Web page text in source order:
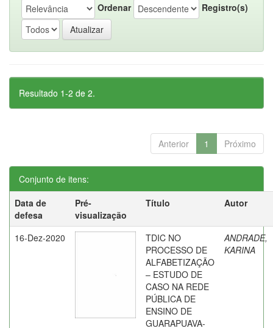
Ordenar
Registro(s)
Resultado 1-2 de 2.
Anterior 1 Próximo
Conjunto de itens:
Data de
defesa
Pré-
visualização
Título Autor
16-Dez-2020
TDIC NO
PROCESSO DE
ALFABETIZAÇÃO
– ESTUDO DE
CASO NA REDE
PÚBLICA DE
ENSINO DE
GUARAPUAVA-
ANDRADE,
KARINA